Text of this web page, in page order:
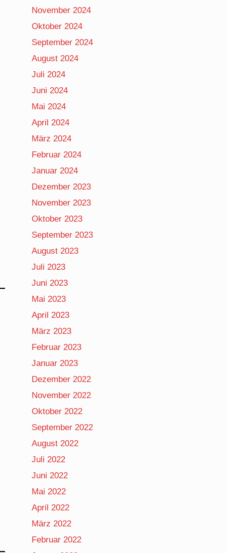
November 2024
Oktober 2024
September 2024
August 2024
Juli 2024
Juni 2024
Mai 2024
April 2024
März 2024
Februar 2024
Januar 2024
Dezember 2023
November 2023
Oktober 2023
September 2023
August 2023
Juli 2023
Juni 2023
Mai 2023
April 2023
März 2023
Februar 2023
Januar 2023
Dezember 2022
November 2022
Oktober 2022
September 2022
August 2022
Juli 2022
Juni 2022
Mai 2022
April 2022
März 2022
Februar 2022